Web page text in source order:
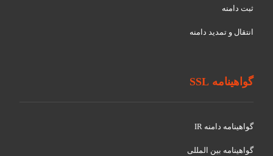
ثبت دامنه
انتقال و تمدید دامنه
گواهینامه SSL
گواهينامه دامنه IR
گواهينامه بین المللی